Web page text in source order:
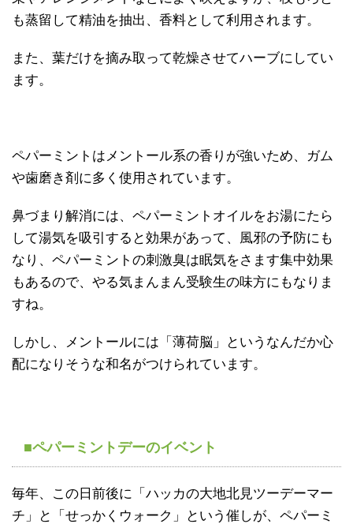
も蒸留して精油を抽出、香料として利用されます。
また、葉だけを摘み取って乾燥させてハーブにしてい
ます。
ペパーミントはメントール系の香りが強いため、ガム
や歯磨き剤に多く使用されています。
鼻づまり解消には、ペパーミントオイルをお湯にたら
して湯気を吸引すると効果があって、風邪の予防にも
なり、ペパーミントの刺激臭は眠気をさます集中効果
もあるので、やる気まんまん受験生の味方にもなりま
すね。
しかし、メントールには「薄荷脳」というなんだか心
配になりそうな和名がつけられています。
■ペパーミントデーのイベント
毎年、この日前後に「ハッカの大地北見ツーデーマー
チ」と「せっかくウォーク」という催しが、ペパーミ